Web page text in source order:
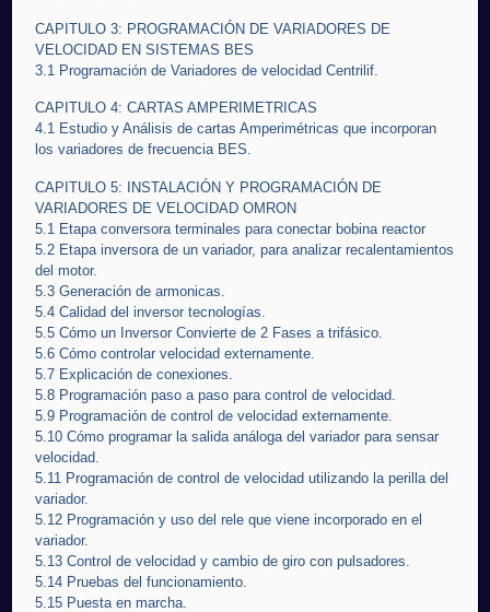
CAPITULO 3: PROGRAMACIÓN DE VARIADORES DE
VELOCIDAD EN SISTEMAS BES
3.1 Programación de Variadores de velocidad Centrilif.
CAPITULO 4: CARTAS AMPERIMETRICAS
4.1 Estudio y Análisis de cartas Amperimétricas que incorporan
los variadores de frecuencia BES.
CAPITULO 5: INSTALACIÓN Y PROGRAMACIÓN DE
VARIADORES DE VELOCIDAD OMRON
5.1 Etapa conversora terminales para conectar bobina reactor
5.2 Etapa inversora de un variador, para analizar recalentamientos
del motor.
5.3 Generación de armonicas.
5.4 Calidad del inversor tecnologías.
5.5 Cómo un Inversor Convierte de 2 Fases a trifásico.
5.6 Cómo controlar velocidad externamente.
5.7 Explicación de conexiones.
5.8 Programación paso a paso para control de velocidad.
5.9 Programación de control de velocidad externamente.
5.10 Cómo programar la salida análoga del variador para sensar
velocidad.
5.11 Programación de control de velocidad utilizando la perilla del
variador.
5.12 Programación y uso del rele que viene incorporado en el
variador.
5.13 Control de velocidad y cambio de giro con pulsadores.
5.14 Pruebas del funcionamiento.
5.15 Puesta en marcha.